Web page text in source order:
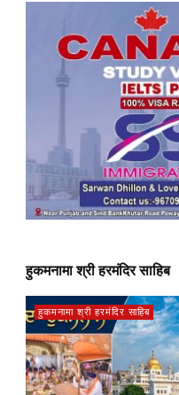
हुकमनामा श्री हरमंदिर साहिब
हुकमनामा श्री हरमंदिर साहिब